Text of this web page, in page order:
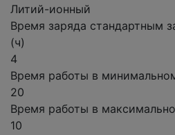
Литий-ионный
Время заряда стандартным
(ч)
4
Время работы в
20
Время работы в
10